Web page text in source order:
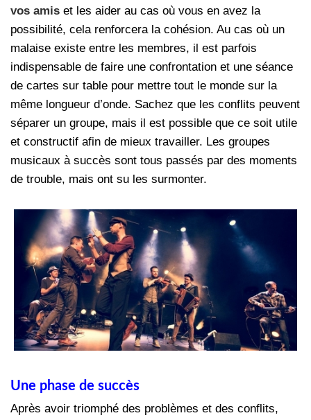
vos amis et les aider au cas où vous en avez la
possibilité, cela renforcera la cohésion. Au cas où un
malaise existe entre les membres, il est parfois
indispensable de faire une confrontation et une séance
de cartes sur table pour mettre tout le monde sur la
même longueur d’onde. Sachez que les conflits peuvent
séparer un groupe, mais il est possible que ce soit utile
et constructif afin de mieux travailler. Les groupes
musicaux à succès sont tous passés par des moments
de trouble, mais ont su les surmonter.
Une phase de succès
Après avoir triomphé des problèmes et des conflits,